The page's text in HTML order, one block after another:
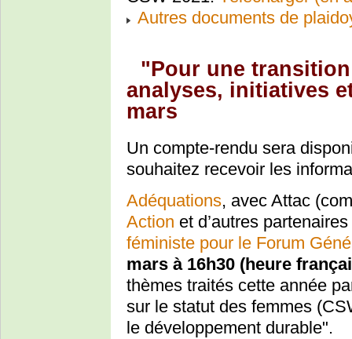
Autres documents de
"Pour une
analyses, initiatives
mars
Un compte-rendu sera
souhaitez recevoir les
Adéquations, avec Attac
Action et d’autres
féministe pour le Forum
mars à 16h30 (heure
thèmes traités cette année
sur le statut des femmes
le développement durable".